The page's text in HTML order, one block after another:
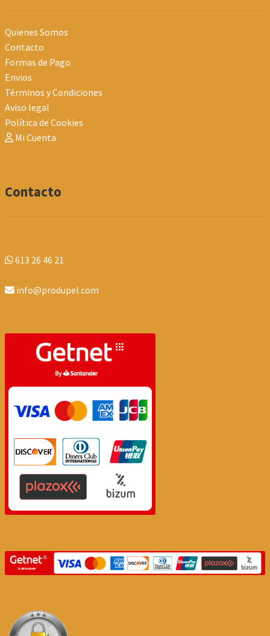
Quienes Somos
Contacto
Formas de Pago
Envios
Términos y Condiciones
Aviso legal
Política de Cookies
Mi Cuenta
Contacto
613 26 46 21
info@produpel.com